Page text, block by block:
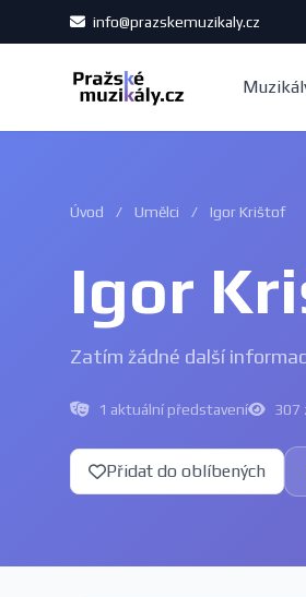
info@prazskemuzikaly.cz
Úvod / Umělci / Igor Krištof
Igor
Zatím žádné další
1 aktuální představení 307
Přidat do oblíbených